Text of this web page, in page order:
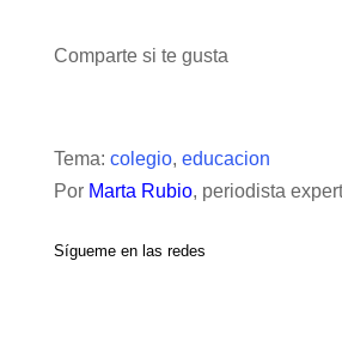
Comparte si te gusta
Tema: colegio, educacion
Por Marta Rubio, periodista
Sígueme en las redes